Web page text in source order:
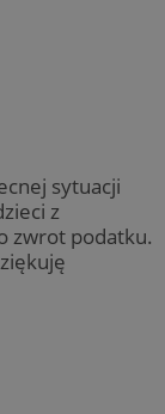
sytuacji
z
zwrot podatku.